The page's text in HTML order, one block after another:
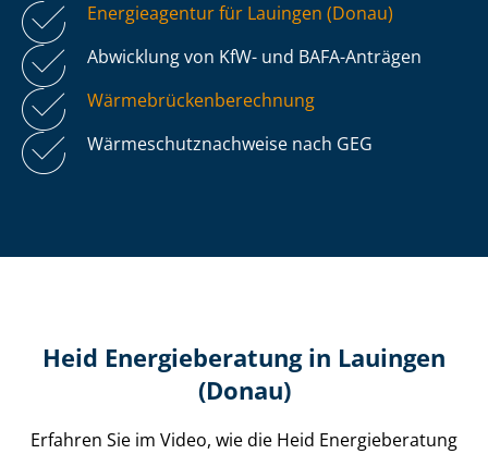
Energieagentur für Lauingen (Donau)
Abwicklung von KfW- und BAFA-Anträgen
Wär­me­brü­cken­be­rech­nung
Wär­me­schutz­nach­wei­se nach GEG
Heid Energieberatung in Lauingen
(Donau)
Erfahren Sie im Video, wie die Heid Energieberatung